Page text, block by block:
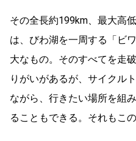
その全長約199km、最大高
は、びわ湖を一周する「ビ
大なもの。そのすべてを走
りがいがあるが、サイクル
ながら、行きたい場所を組
ることもできる。それもこ